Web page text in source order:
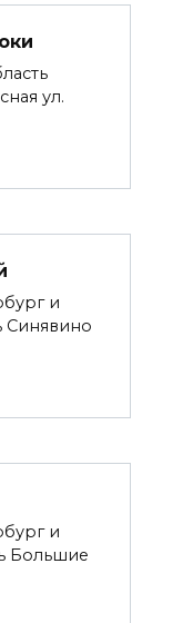
ул.
и
Синявино
и
Большие